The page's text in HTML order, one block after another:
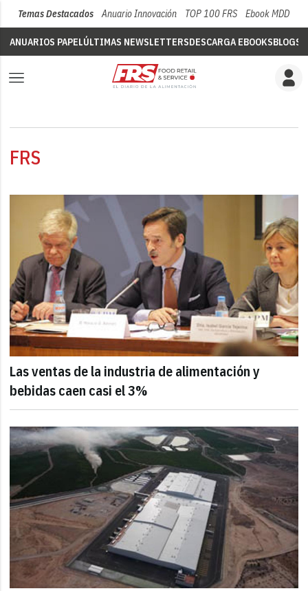
Temas Destacados Anuario Innovación TOP 100 FRS Ebook MDD
ANUARIOS PAPELÚLTIMAS NEWSLETTERSDESCARGA EBOOKSBLOGS
FRS
Las ventas de la industria de alimentación y
bebidas caen casi el 3%